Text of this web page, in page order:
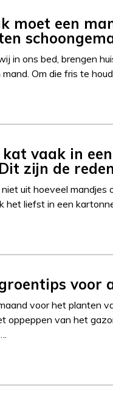
moet een
in ons bed, brengen
mand. Om die fris te
vaak in
zijn de
uit hoeveel mandjes
het liefst in een
voor
voor het planten
oppeppen van het